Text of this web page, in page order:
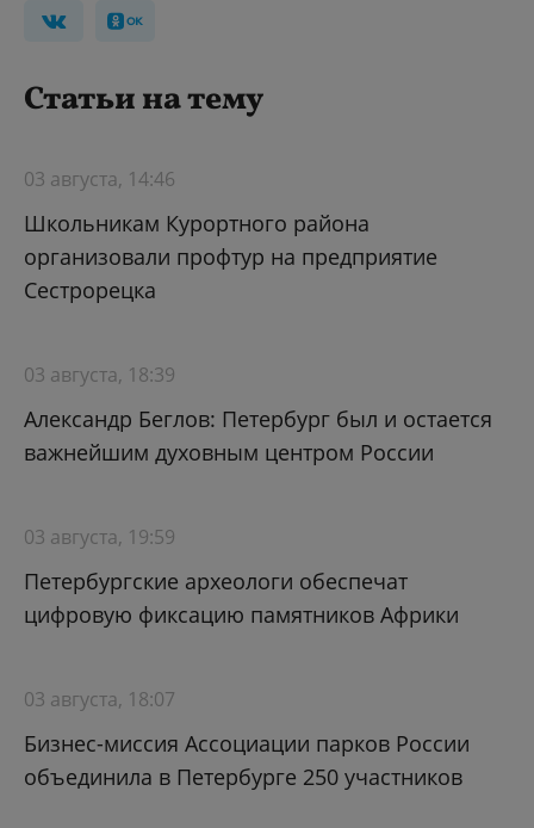
Статьи на тему
03 августа, 14:46
Школьникам Курортного района
организовали профтур на предприятие
Сестрорецка
03 августа, 18:39
Александр Беглов: Петербург был и остается
важнейшим духовным центром России
03 августа, 19:59
Петербургские археологи обеспечат
цифровую фиксацию памятников Африки
03 августа, 18:07
Бизнес-миссия Ассоциации парков России
объединила в Петербурге 250 участников